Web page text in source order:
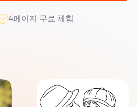
4페이지 무료 체험